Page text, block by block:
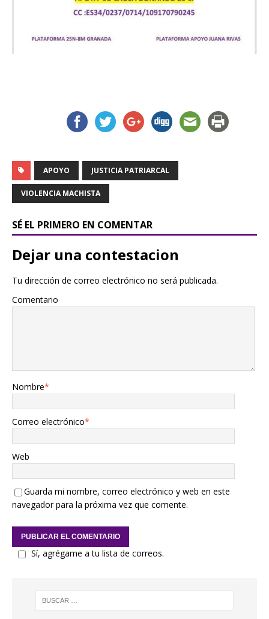
APOYO JUSTICIA PATRIARCAL
VIOLENCIA MACHISTA
SÉ EL PRIMERO EN COMENTAR
Dejar una contestacion
Tu dirección de correo electrónico no será publicada.
Comentario
Nombre*
Correo electrónico*
Web
Guarda mi nombre, correo electrónico y web en este
navegador para la próxima vez que comente.
Sí, agrégame a tu lista de correos.